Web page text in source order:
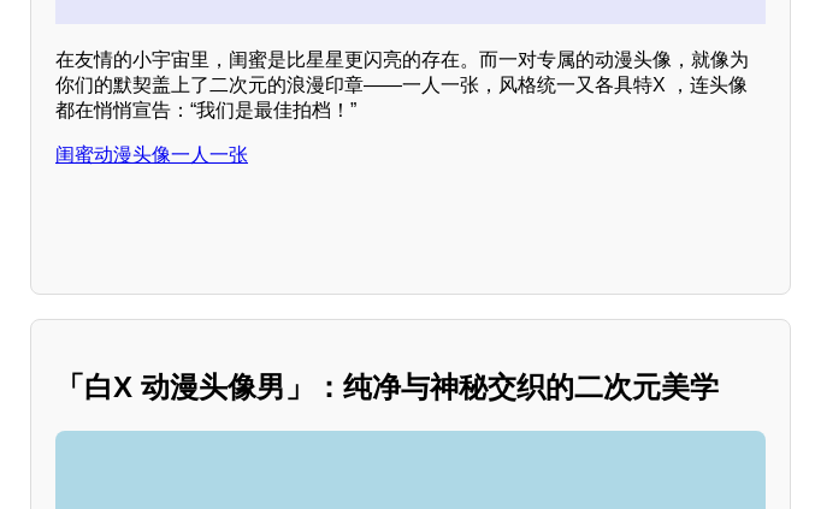
在友情的小宇宙里，闺蜜是比星星更闪亮的存在。而一对专属的动漫头像，就像为
你们的默契盖上了二次元的浪漫印章——一人一张，风格统一又各具特X ，连头像
都在悄悄宣告：“我们是最佳拍档！”
闺蜜动漫头像一人一张
「白X 动漫头像男」：纯净与神秘交织的二次元美学